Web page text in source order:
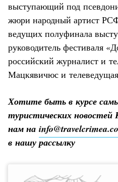
выступающий под
жюри народный артист
ведущих полуфинала
руководитель фестиваля
российский журналист и
Мацкявичюс и
Хотите быть в курсе
туристических
нам на
в нашу рассылку